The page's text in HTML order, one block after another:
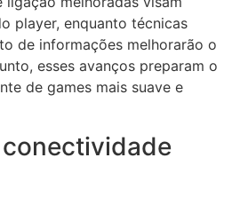
player, enquanto técnicas
de informações melhorarão o
esses avanços preparam o
de games mais suave e